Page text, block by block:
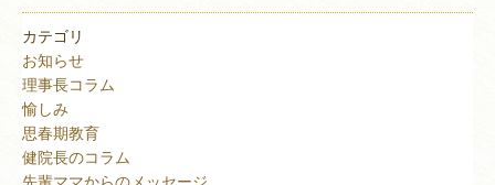
カテゴリ
お知らせ
理事長コラム
愉しみ
思春期教育
健院長のコラム
先輩ママからのメッセージ